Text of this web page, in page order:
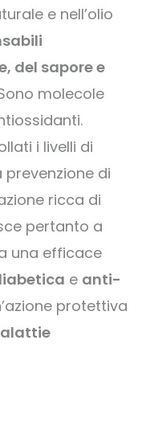
e nell’olio
del sapore e
molecole
i livelli di
di
ricca di
pertanto a
una efficace
e anti-
protettiva